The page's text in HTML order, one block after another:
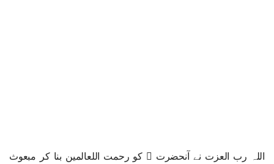
اللہ رب العزت نے آنحضرت ﷺ کو رحمت اللعالمین بنا کر مبعوث